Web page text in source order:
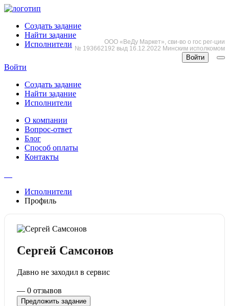
Создать задание
Найти задание
Исполнители
ООО «ВеДу Маркет», сви-во о гос рег-ции
№ 193662192 выд 16.12.2022 Минским исполкомом
Войти
Войти
Создать задание
Найти задание
Исполнители
О компании
Вопрос-ответ
Блог
Способ оплаты
Контакты
Исполнители
Профиль
Сергей Самсонов
Давно не заходил в сервис
— 0 отзывов
Предложить задание